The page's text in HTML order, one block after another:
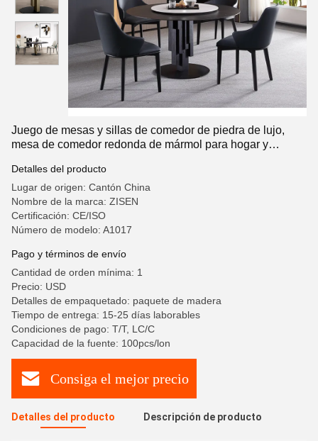
Juego de mesas y sillas de comedor de piedra de lujo,
mesa de comedor redonda de mármol para hogar y
Detalles del producto
Lugar de origen: Cantón China
Nombre de la marca: ZISEN
Certificación: CE/ISO
Número de modelo: A1017
Pago y términos de envío
Cantidad de orden mínima: 1
Precio: USD
Detalles de empaquetado: paquete de madera
Tiempo de entrega: 15-25 días laborables
Condiciones de pago: T/T, LC/C
Capacidad de la fuente: 100pcs/lon
Consiga el mejor precio
Detalles del producto Descripción de producto